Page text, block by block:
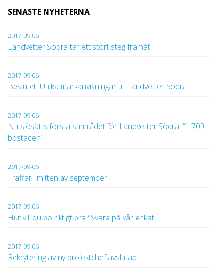
SENASTE NYHETERNA
2017-09-06
Landvetter Södra tar ett stort steg framåt!
2017-09-06
Beslutet: Unika markanvisningar till Landvetter Södra
2017-09-06
Nu sjösätts första samrådet för Landvetter Södra: ”1 700
bostäder”
2017-09-06
Träffar i mitten av september
2017-09-06
Hur vill du bo riktigt bra? Svara på vår enkät.
2017-09-06
Rekrytering av ny projektchef avslutad